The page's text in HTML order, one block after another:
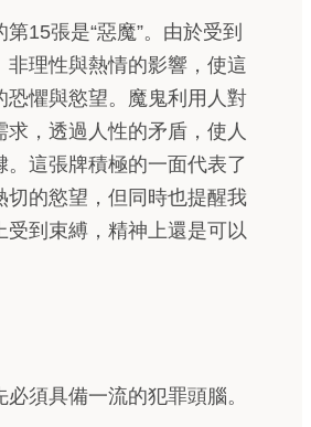
15張是“惡魔”。由於受到
非理性與熱情的影響，使這
恐懼與慾望。魔鬼利用人對
求，透過人性的矛盾，使人
。這張牌積極的一面代表了
切的慾望，但同時也提醒我
受到束縛，精神上還是可以
須具備一流的犯罪頭腦。